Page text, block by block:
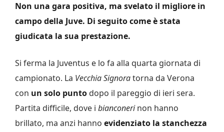
Non una gara positiva, ma svelato il migliore in
campo della Juve. Di seguito come è stata
giudicata la sua prestazione.
Si ferma la Juventus e lo fa alla quarta giornata di
campionato. La Vecchia Signoratorna da Verona
con un solo punto dopo il pareggio di ieri sera.
Partita difficile, dove i bianconerinon hanno
brillato, ma anzi hanno evidenziato la stanchezza